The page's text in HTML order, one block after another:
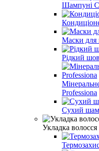
Шампуні
Маски для
Рідкий
Professiona
Сухий
Укладка волосся